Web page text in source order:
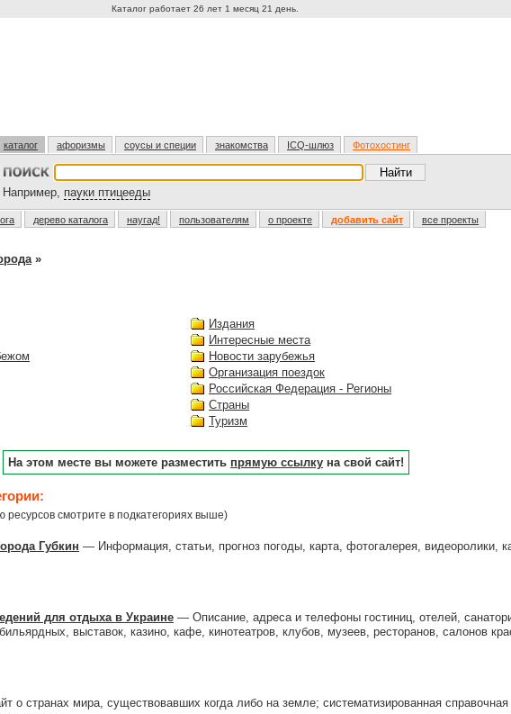
Каталог работает 26 лет 1 месяц 21 день.
каталог афоризмы соусы и специи знакомства ICQ-шлюз Фотохостинг
Например, пауки птицееды
дерево каталога наугад! пользователям о проекте добавить сайт все проекты
»
Издания
Интересные места
Новости зарубежья
Организация поездок
Российская Федерация - Регионы
Страны
Туризм
На этом месте вы можете разместить прямую ссылку на свой сайт!
смотрите в подкатегориях выше)
Губкин — Информация, статьи, прогноз погоды, карта, фотогалерея, видеоролики,
для отдыха в Украине — Описание, адреса и телефоны гостиниц, отелей,
выставок, казино, кафе, кинотеатров, клубов, музеев, ресторанов, салонов
о странах мира, существовавших когда либо на земле; систематизированная